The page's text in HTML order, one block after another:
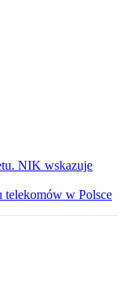
NIK wskazuje
telekomów w Polsce